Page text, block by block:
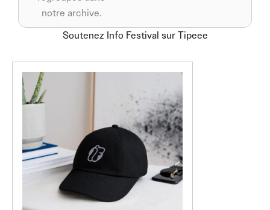
notre archive.
Soutenez Info Festival sur Tipeee